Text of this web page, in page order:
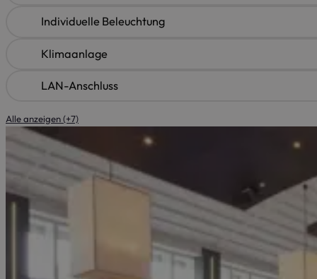
Individuelle Beleuchtung
Klimaanlage
LAN-Anschluss
Alle anzeigen (+7)